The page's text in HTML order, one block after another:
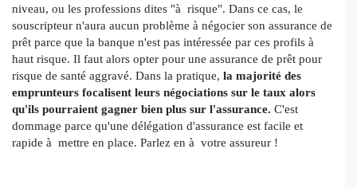
niveau, ou les professions dites "à risque". Dans ce cas, le
souscripteur n'aura aucun problème à négocier son assurance de
prêt parce que la banque n'est pas intéressée par ces profils à
haut risque. Il faut alors opter pour une assurance de prêt pour
risque de santé aggravé. Dans la pratique, la majorité des
emprunteurs focalisent leurs négociations sur le taux alors
qu'ils pourraient gagner bien plus sur l'assurance. C'est
dommage parce qu'une délégation d'assurance est facile et
rapide à mettre en place. Parlez en à votre assureur !